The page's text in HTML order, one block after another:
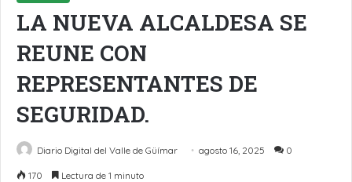
LA NUEVA ALCALDESA SE
REUNE CON
REPRESENTANTES DE
SEGURIDAD.
Diario Digital del Valle de Güímar agosto 16, 2025 0
170 Lectura de 1 minuto